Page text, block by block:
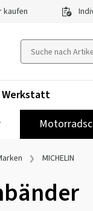
kaufen
Werkstatt
MICHELIN